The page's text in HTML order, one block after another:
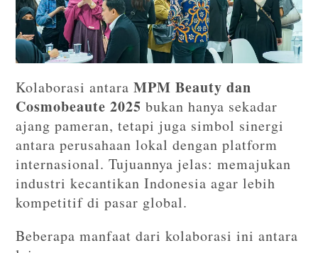
Kolaborasi antaraMPM Beauty dan
Cosmobeaute 2025 bukan hanya sekadar
ajang pameran, tetapi juga simbol sinergi
antara perusahaan lokal dengan platform
internasional. Tujuannya jelas: memajukan
industri kecantikan Indonesia agar lebih
kompetitif di pasar global.
Beberapa manfaat dari kolaborasi ini antara